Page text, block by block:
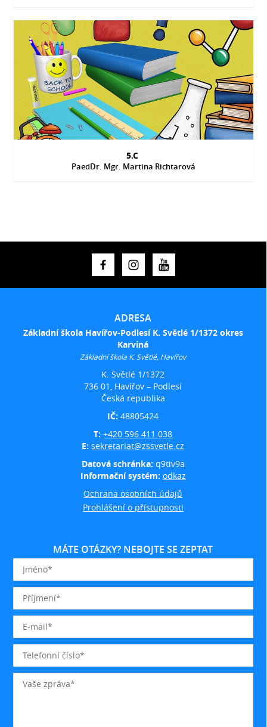
5.C
PaedDr. Mgr. Martina Richtarová
ADRESA
Základní škola Havířov-Podlesí K. Světlé 1/1372 okres
Karviná
Základní škola K. Světlé, Havířov
K. Světlé 1/1372
736 01, Havířov – Podlesí
Česká republika
IČ:48805424
T:+420 596 411 038
E:sekretariat@zssvetle.cz
Datová schránka: q9tiv9a
Informační systém: odkaz
Ochrana osobních údajů
Prohlášení o přístupnosti
MÁTE OTÁZKY? NEBOJTE SE ZEPTAT